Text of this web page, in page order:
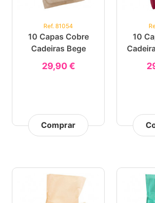
Ref. 81054
10 Capas Cobre
Cadeiras Bege
29,90 €
Comprar
10